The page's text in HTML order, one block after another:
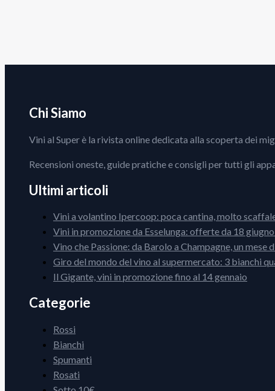
Chi Siamo
Vini al Super è la rivista online dedicata alla scoperta dei
Recensioni oneste, guide pratiche e consigli per tutti gli
Ultimi articoli
Vini a volantino Ipercoop: poca cantina, molto
Vini in promozione da Esselunga: offerte da 18
Vino che Passione: da Barolo a Champagne, un mese
Giro del mondo del vino al supermercato: 3 bianchi
Il Gigante, vini in promozione fino al 14 gennaio
Categorie
Rossi
Bianchi
Spumanti
Rosati